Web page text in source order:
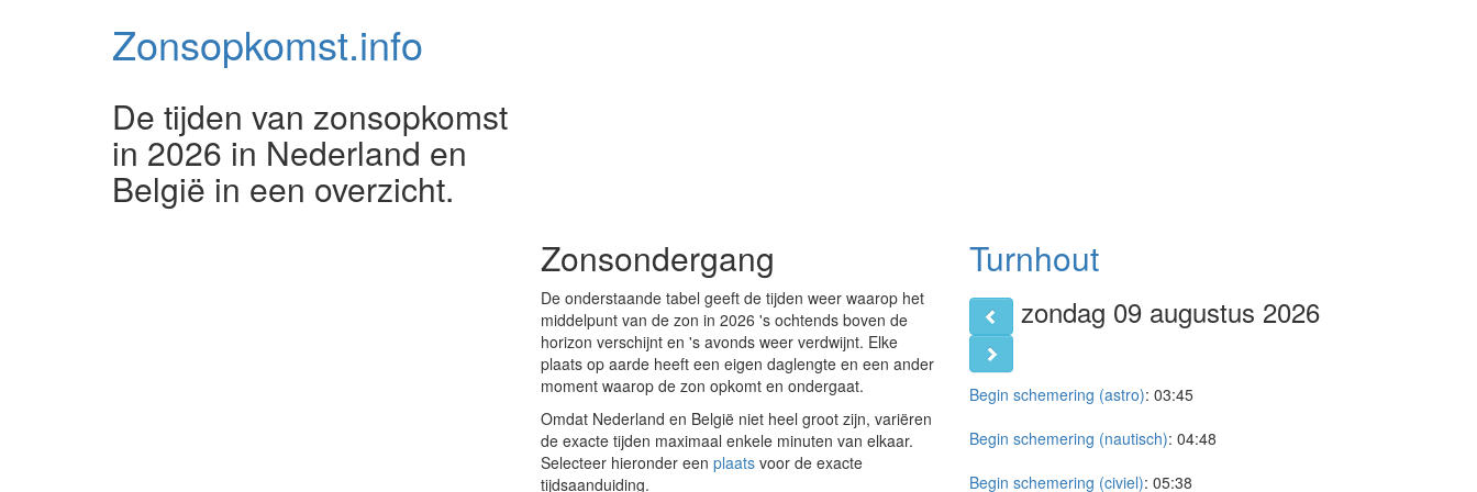
Zonsopkomst.info
De tijden van zonsopkomst
in 2026 in Nederland en
België in een overzicht.
Zonsondergang
De onderstaande tabel geeft de tijden weer waarop het
middelpunt van de zon in 2026 's ochtends boven de
horizon verschijnt en 's avonds weer verdwijnt. Elke
plaats op aarde heeft een eigen daglengte en een ander
moment waarop de zon opkomt en ondergaat.
Omdat Nederland en België niet heel groot zijn, variëren
de exacte tijden maximaal enkele minuten van elkaar.
Selecteer hieronder een plaats voor de exacte
tijdsaanduiding.
Turnhout
zondag 09 augustus 2026
Begin schemering (astro): 03:45
Begin schemering (nautisch): 04:48
Begin schemering (civiel): 05:38